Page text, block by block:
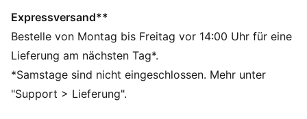
FEUCHTIGKEITSREGULIERUNG: Technische dryCELL
Gewebe leiten Feuchtigkeit von der Haut ab – für ein
trockenes und komfortables Tragegefühl
Als Teil des RE:FIBRE-Programms ist dieses
Kleidungsstück zu mindestens 95 % aus
Recyclingmaterial von Textilabfällen und anderen
Expressversand**
Bestelle von Montag bis Freitag vor 14:00 Uhr für eine
Lieferung am nächsten Tag*.
*Samstage sind nicht eingeschlossen. Mehr unter
"Support > Lieferung".